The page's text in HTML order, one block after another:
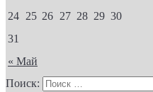
« Май
24 25 26 27 28 29 30
31
Поиск: